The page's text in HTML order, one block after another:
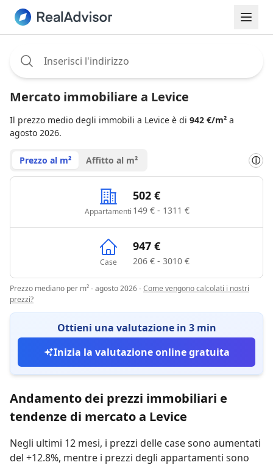
Mercato immobiliare a Levice
Il prezzo medio degli immobili a Levice è di 942 €/m² a
agosto 2026.
Prezzo al m² Affitto al m² ⓘ
Appartamenti
502 €
149 € - 1311 €
Case
947 €
206 € - 3010 €
Prezzo mediano per m² - agosto 2026-Come vengono calcolati i nostri
prezzi?
Ottieni una valutazione in 3 min
Inizia la valutazione online gratuita
Andamento dei prezzi immobiliari e
tendenze di mercato a Levice
Negli ultimi 12 mesi, i prezzi delle case sono aumentati
del +12.8%, mentre i prezzi degli appartamenti sono